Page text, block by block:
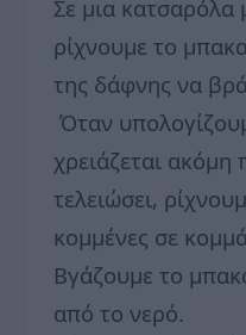
Σε μια κατσαρόλα
ρίχνουμε το
της δάφνης να
Όταν
χρειάζεται
τελειώσει,
κομμένες σε
Βγάζουμε το
από το νερό.